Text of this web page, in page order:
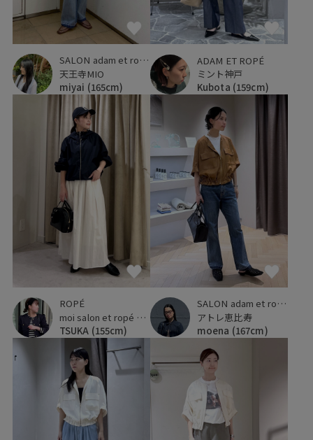
SALON adam et ropé
天王寺MIO
miyai (165cm)
ADAM ET ROPÉ
ミント神戸
Kubota (159cm)
ROPÉ
moi salon et ropé 京都高島屋
TSUKA (155cm)
SALON adam et ropé
アトレ恵比寿
moena (167cm)